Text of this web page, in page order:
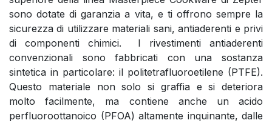
sono dotate di garanzia a vita, e ti offrono sempre la
sicurezza di utilizzare materiali sani, antiaderenti e privi
di componenti chimici. I rivestimenti antiaderenti
convenzionali sono fabbricati con una sostanza
sintetica in particolare: il politetrafluoroetilene (PTFE).
Questo materiale non solo si graffia e si deteriora
molto facilmente, ma contiene anche un acido
perfluoroottanoico (PFOA) altamente inquinante, dalle